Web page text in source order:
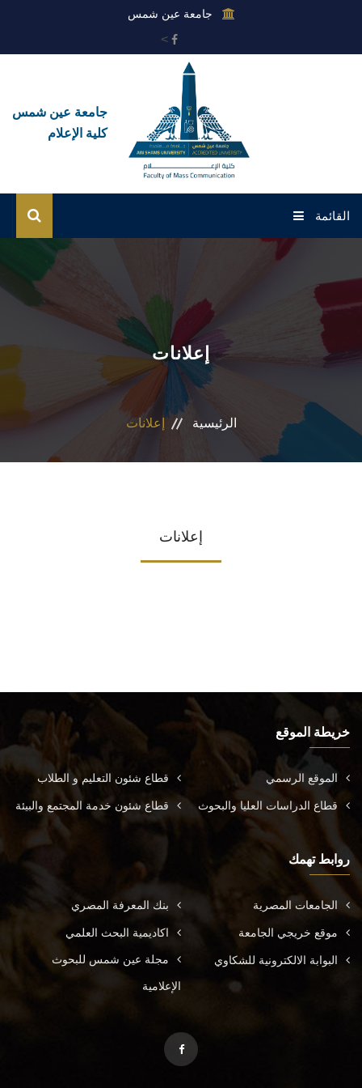
جامعة عين شمس
>
جامعة عين شمس
كلية الإعلام
القائمة
عن الكلية
القطاعات إعلانات
الرئيسية إعلانات
إعلانات
خريطة الموقع
الموقع الرسمي قطاع شئون التعليم و الطلاب
قطاع الدراسات العليا والبحوث قطاع شئون خدمة المجتمع والبيئة
روابط تهمك
الجامعات المصرية بنك المعرفة المصري
موقع خريجي الجامعة اكاديمية البحث العلمي
البوابة الالكترونية للشكاوي مجلة عين شمس للبحوث
الإعلامية